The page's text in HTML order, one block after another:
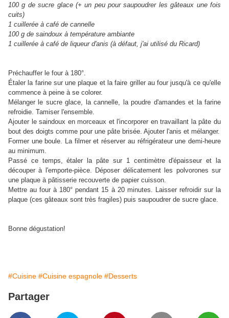
100 g de sucre glace (+ un peu pour saupoudrer les gâteaux une fois
cuits)
1 cuillerée à café de cannelle
100 g de saindoux à température ambiante
1 cuillerée à café de liqueur d'anis (à défaut, j'ai utilisé du Ricard)
Préchauffer le four à 180°.
Étaler la farine sur une plaque et la faire griller au four jusqu'à ce qu'elle
commence à peine à se colorer.
Mélanger le sucre glace, la cannelle, la poudre d'amandes et la farine
refroidie. Tamiser l'ensemble.
Ajouter le saindoux en morceaux et l'incorporer en travaillant la pâte du
bout des doigts comme pour une pâte brisée. Ajouter l'anis et mélanger.
Former une boule. La filmer et réserver au réfrigérateur une demi-heure
au minimum.
Passé ce temps, étaler la pâte sur 1 centimètre d'épaisseur et la
découper à l'emporte-pièce. Déposer délicatement les polvorones sur
une plaque à pâtisserie recouverte de papier cuisson.
Mettre au four à 180° pendant 15 à 20 minutes. Laisser refroidir sur la
plaque (ces gâteaux sont très fragiles) puis saupoudrer de sucre glace.
Bonne dégustation!
#Cuisine #Cuisine espagnole #Desserts
Partager